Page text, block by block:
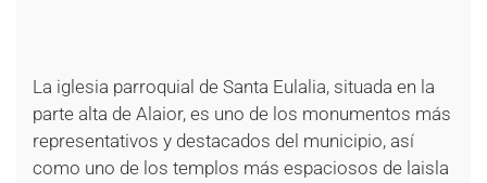
La iglesia parroquial de Santa Eulalia, situada en la
parte alta de Alaior, es uno de los monumentos más
representativos y destacados del municipio, así
como uno de los templos más espaciosos de laisla